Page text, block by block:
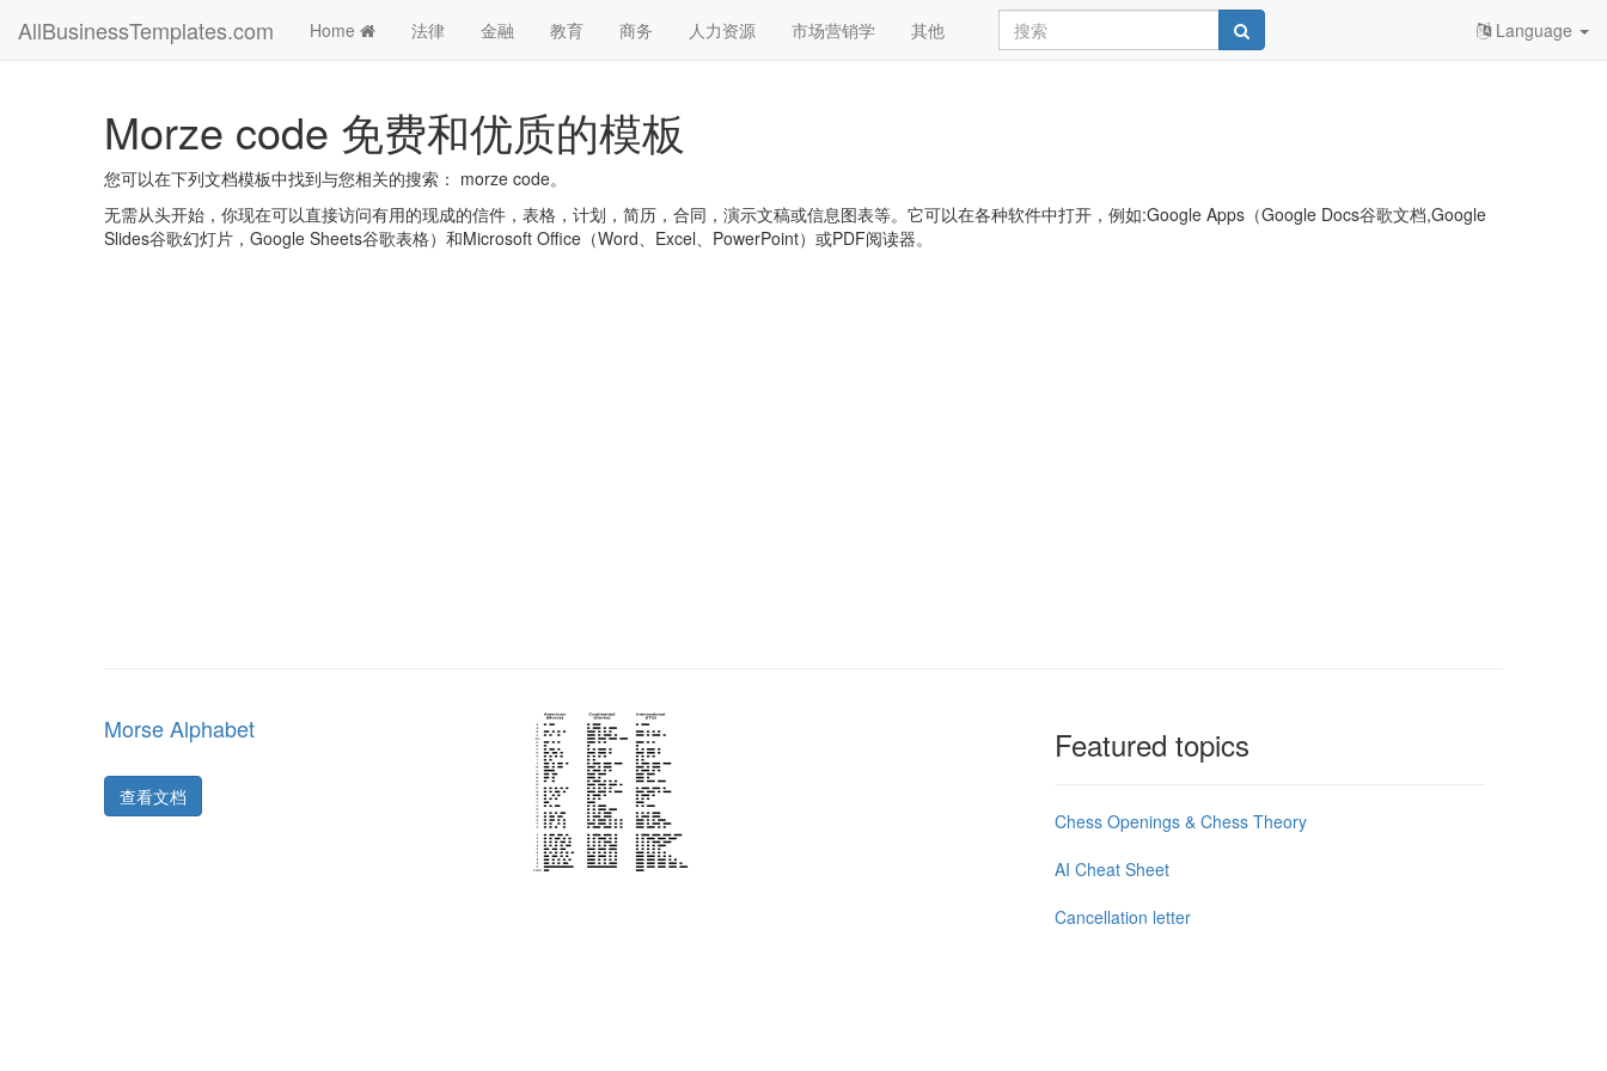
AllBusinessTemplates.com Home 法律 金融 教育 商务 人力资源 市场营销学 其他 Language
Morze code 免费和优质的模板
您可以在下列文档模板中找到与您相关的搜索： morze code。
无需从头开始，你现在可以直接访问有用的现成的信件，表格，计划，简历，合同，演示文稿或信息图表等。它可以在各种软件中打开，例如:Google Apps（Google Docs谷歌文档,Google
Slides谷歌幻灯片，Google Sheets谷歌表格）和Microsoft Office（Word、Excel、PowerPoint）或PDF阅读器。
Morse Alphabet
查看文档
Featured topics
Chess Openings & Chess Theory
AI Cheat Sheet
Cancellation letter